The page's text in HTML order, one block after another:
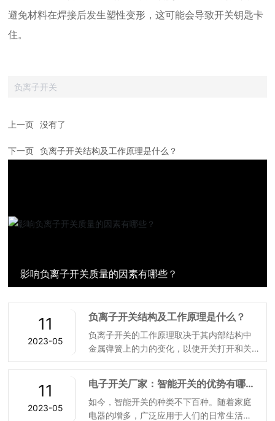
避免材料在焊接后发生塑性变形，这可能会导致开关钥匙卡
住。
负离子开关
上一页 没有了
下一页 负离子开关结构及工作原理是什么？
影响负离子开关质量的因素有哪些？
11
2023-05
负离子开关结构及工作原理是什么？
负离子开关的工作原理取决于其内部结构中
金属弹簧上的力的变化，以使开关打开和关
闭。使用时，我们向开关的操作方向施加压
11
2023-05
电子开关厂家：智能开关的优势有哪
些，你知道吗？
如今，智能开关的种类不下百种。随着家庭
电器的增多，广泛应用于人们的日常生活